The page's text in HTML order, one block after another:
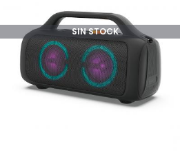
SIN STOCK